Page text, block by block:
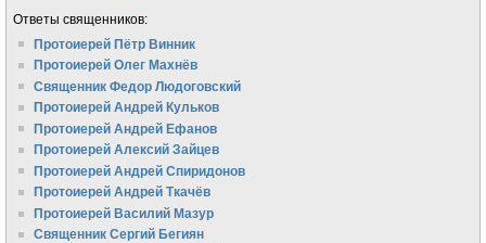
Ответы священников:
Протоиерей Пётр Винник
Протоиерей Олег Махнёв
Священник Федор Людоговский
Протоиерей Андрей Кульков
Протоиерей Андрей Ефанов
Протоиерей Алексий Зайцев
Протоиерей Андрей Спиридонов
Протоиерей Андрей Ткачёв
Протоиерей Василий Мазур
Священник Сергий Бегиян